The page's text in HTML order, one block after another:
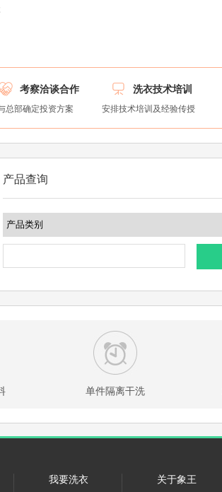
考察洽谈合作
总部确定投资方案
 洗衣技术培训
安排技术培训及经验传授
产品查询
单件隔离干洗
我要洗衣 关于象王